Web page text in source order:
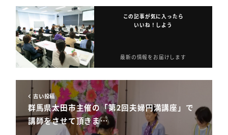
この記事が気に入ったら
いいね！しよう
最新の情報をお届けします
古い投稿
群馬県太田市主催の「第2回夫婦円満講座」で
講師をさせて頂きま…